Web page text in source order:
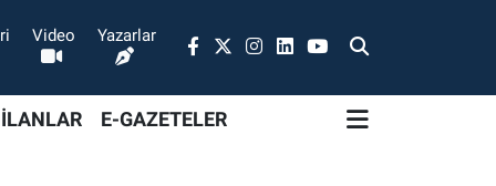
Video Yazarlar
E-GAZETELER